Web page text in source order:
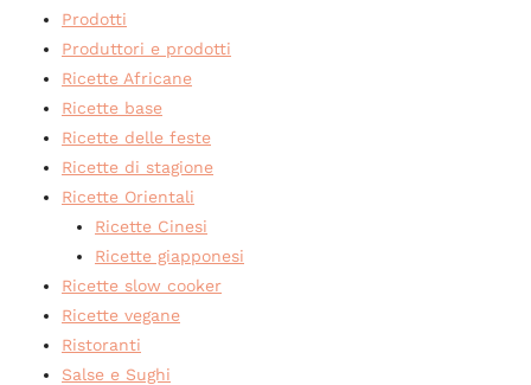
Prodotti
Produttori e prodotti
Ricette Africane
Ricette base
Ricette delle feste
Ricette di stagione
Ricette Orientali
Ricette Cinesi
Ricette giapponesi
Ricette slow cooker
Ricette vegane
Ristoranti
Salse e Sughi